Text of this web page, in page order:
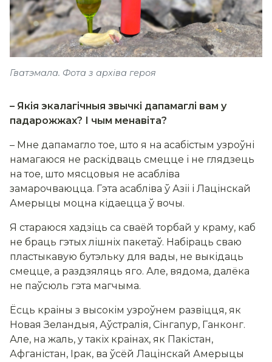
Гватэмала. Фота з архіва героя
– Якія экалагічныя звычкі дапамаглі вам у
падарожжах? І чым менавіта?
– Мне дапамагло тое, што я на асабістым узроўні
намагаюся не раскідваць смецце і не глядзець
на тое, што мясцовыя не асабліва
замарочваюцца. Гэта асабліва ў Азіі і Лацінскай
Амерыцы моцна кідаецца ў вочы.
Я стараюся хадзіць са сваёй торбай у краму, каб
не браць гэтых лішніх пакетаў. Набіраць сваю
пластыкавую бутэльку для вады, не выкідаць
смецце, а раздзяляць яго. Але, вядома, далёка
не паўсюль гэта магчыма.
Ёсць краіны з высокім узроўнем развіцця, як
Новая Зеландыя, Аўстралія, Сінгапур, Ганконг.
Але, на жаль, у такіх краінах, як Пакістан,
Афганістан, Ірак, ва ўсёй Лацінскай Амерыцы